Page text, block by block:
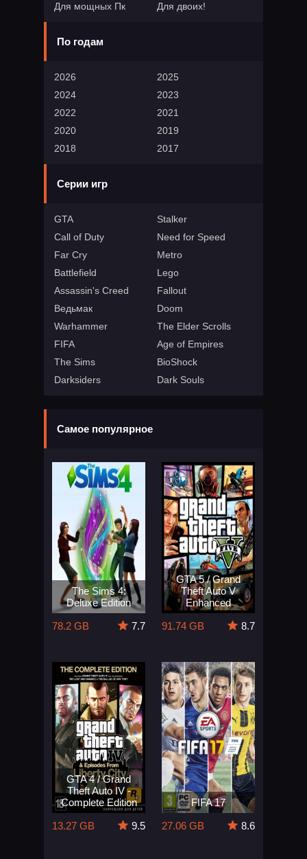
Для мощных Пк
Для двоих!
По годам
2026
2025
2024
2023
2022
2021
2020
2019
2018
2017
Серии игр
GTA
Stalker
Call of Duty
Need for Speed
Far Cry
Metro
Battlefield
Lego
Assassin's Creed
Fallout
Ведьмак
Doom
Warhammer
The Elder Scrolls
FIFA
Age of Empires
The Sims
BioShock
Darksiders
Dark Souls
Самое популярное
The Sims 4:
Deluxe Edition
78.2 GB
7.7
GTA 5 / Grand
Theft Auto V
Enhanced
91.74 GB
8.7
GTA 4 / Grand
Theft Auto IV -
Complete Edition
13.27 GB
9.5
FIFA 17
27.06 GB
8.6